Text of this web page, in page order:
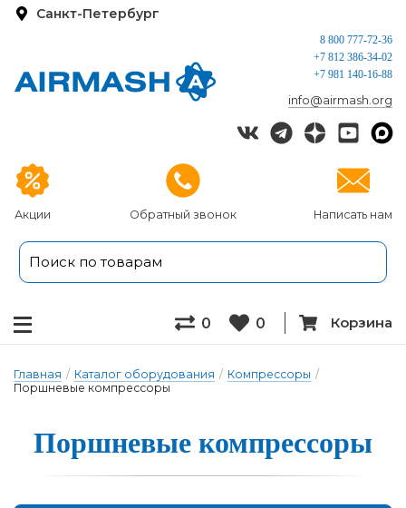
Санкт-Петербург
Акции Обратный звонок Написать нам
8 800 777-72-36
+7 812 386-34-02
+7 981 140-16-88
info@airmash.org
0 0 Корзина
Главная / Каталог оборудования / Компрессоры /
Поршневые компрессоры
Поршневые ком­прес­со­ры